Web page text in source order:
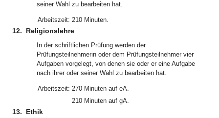
seiner Wahl zu bearbeiten hat.
Arbeitszeit: 210 Minuten.
12. Religionslehre
In der schriftlichen Prüfung werden der
Prüfungsteilnehmerin oder dem Prüfungsteilnehmer vier
Aufgaben vorgelegt, von denen sie oder er eine Aufgabe
nach ihrer oder seiner Wahl zu bearbeiten hat.
Arbeitszeit: 270 Minuten auf eA.
210 Minuten auf gA.
13. Ethik